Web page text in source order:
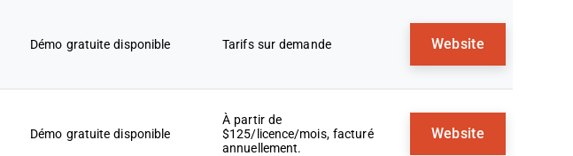
Démo gratuite disponible Tarifs sur demande Website
Démo gratuite disponible
À partir de
$125/licence/mois, facturé
annuellement.
Website